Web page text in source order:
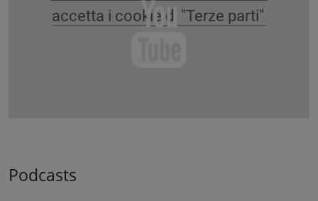
accetta i cookie di "Terze parti"
Podcasts